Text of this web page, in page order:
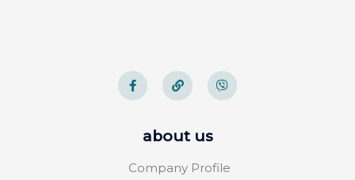
about us
Company Profile